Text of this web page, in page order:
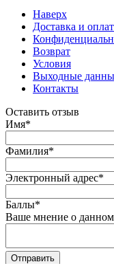
Наверх
Доставка и
Возврат
Условия
Выходные
Контакты
Оставить отзыв
Имя*
Фамилия*
Электронный адрес*
Баллы*
Ваше мнение о
Отправить